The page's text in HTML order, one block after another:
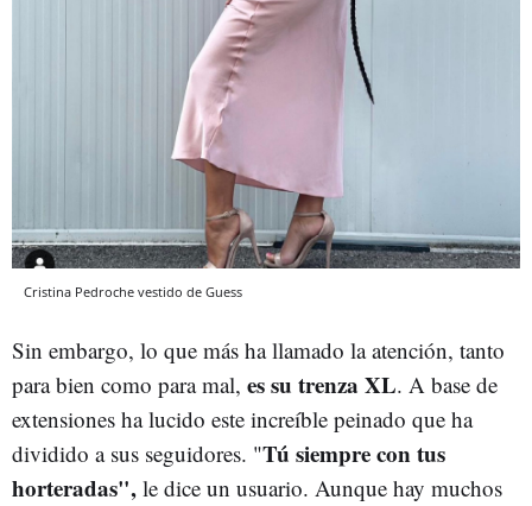
Cristina Pedroche vestido de Guess
Sin embargo, lo que más ha llamado la atención, tanto
para bien como para mal, es su trenza XL. A base de
extensiones ha lucido este increíble peinado que ha
dividido a sus seguidores. "Tú siempre con tus
horteradas", le dice un usuario. Aunque hay muchos